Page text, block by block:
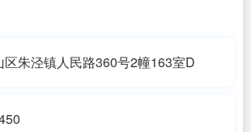
区朱泾镇人民路360号2幢163室D